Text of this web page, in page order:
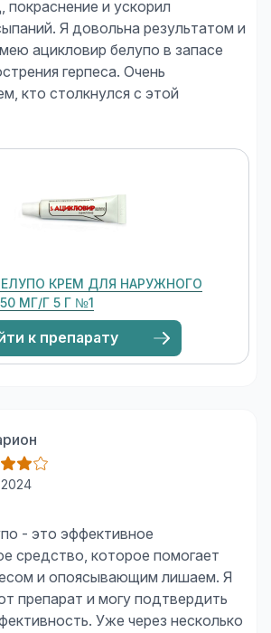
покраснение и ускорил
Я довольна результатом и
ацикловир белупо в запасе
герпеса. Очень
кто столкнулся с этой
КРЕМ ДЛЯ НАРУЖНОГО
МГ/Г 5 Г №1
к препарату
- это эффективное
средство, которое помогает
и опоясывающим лишаем. Я
препарат и могу подтвердить
Уже через несколько